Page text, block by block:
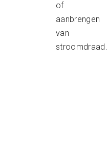
of
aanbrengen
van
stroomdraad.